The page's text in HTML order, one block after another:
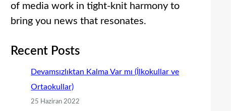
of media work in tight-knit harmony to
bring you news that resonates.
Recent Posts
Devamsızlıktan Kalma Var mı (İlkokullar ve
Ortaokullar)
25 Haziran 2022